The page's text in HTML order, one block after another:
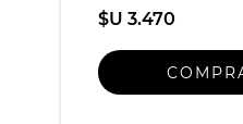
$U 3.470